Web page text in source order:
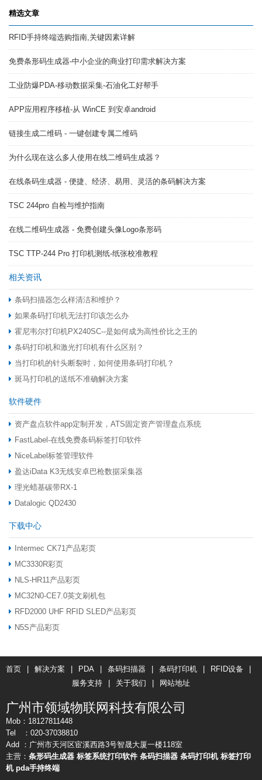
精选文章
RFID手持终端选购指南,关键因素详解
免费条形码生成器-中小企业的商业打印需求解决方案
工业防爆PDA-移动数据采集-石油化工好帮手
APP应用程序移植-从 WinCE 到安卓android
链接生成二维码 - 一键创建专属二维码
为什么现在这么多人使用在线二维码生成器？
在线条码生成器 - 便捷、经济、易用、灵活的条码解决方案
TSC 244pro 自检与维护指南
在线二维码生成器 - 免费创建头像Logo条形码
TSC TTP-244 Pro 打印机测纸-纸张校准教程
相关资讯
条码扫描器怎么样清洁和维护？
如果条码打印机无法打印该怎么办
霍尼韦尔打印机PX240SC--是如何成为高性价比之王的
条码打印机和激光打印机有什么区别？
当打印机的针头断裂时，如何使用条码打印机？
斑马打印机的送纸不准确解决方案
软件硬件
资产盘点软件app定制开发，ATS固定资产管理盘点系统
FastLabel-在线免费条码标签打印软件
NiceLabel标签管理软件
盈达iData K3无线安卓巴枪数据采集器
理光蜡基碳带RX-1
Datalogic QD2430
下载中心
Intermec CK71产品彩页
MC3330R彩页
NLS-HR11产品彩页
MC32N0-CE7.0英文刷机包
RFD2000 UHF RFID SLED产品彩页
N5S产品彩页
首页 解决方案 PDA 条码扫描器 条码打印机 RFID设备
服务支持
关于我们 网站地址
广州市领域物联网科技有限公司
Mob：18127811448
Tel ：020-37038810
Add ：广州市天河区宦溪西路3号智晟大厦一楼118室
主营： 条形码生成器 标签系统打印软件 条码扫描器 条码打印机 标签打印
机 pda手持终端